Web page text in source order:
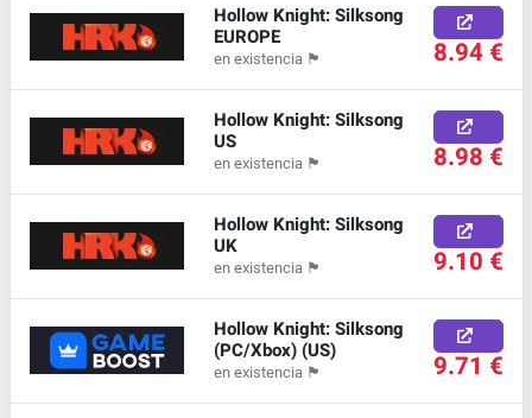
Hollow Knight: Silksong
EUROPE
en existencia 🏴 8.94 €
Hollow Knight: Silksong
US
en existencia 🏴 8.98 €
Hollow Knight: Silksong
UK
en existencia 🏴 9.10 €
Hollow Knight: Silksong
(PC/Xbox) (US)
en existencia 🏴 9.71 €